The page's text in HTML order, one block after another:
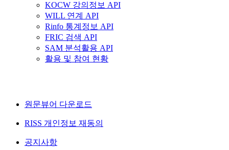
KOCW 강의정보 API
WILL 연계 API
Rinfo 통계정보 API
FRIC 검색 API
SAM 분석활용 API
활용 및 참여 현황
원문뷰어 다운로드
RISS 개인정보 재동의
공지사항